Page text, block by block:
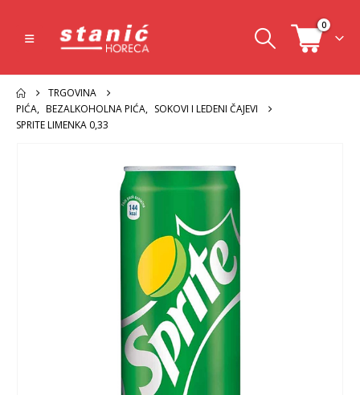
0
TRGOVINA
PIĆA, BEZALKOHOLNA PIĆA, SOKOVI I LEDENI ČAJEVI
SPRITE LIMENKA 0,33